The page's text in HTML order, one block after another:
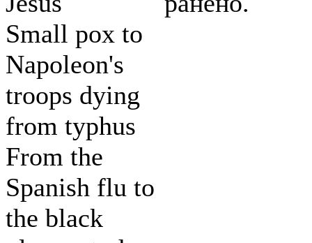
Small pox to
Napoleon's
troops dying
from typhus
From the
Spanish flu to
the black